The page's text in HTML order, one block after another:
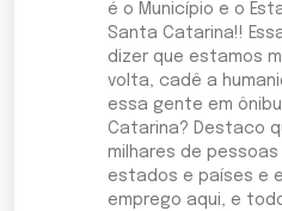
é o Município e o
Santa Catarina!!
dizer que estamos
volta, cadê a
essa gente em
Catarina? Destaco
milhares de
estados e países e
emprego aqui, e